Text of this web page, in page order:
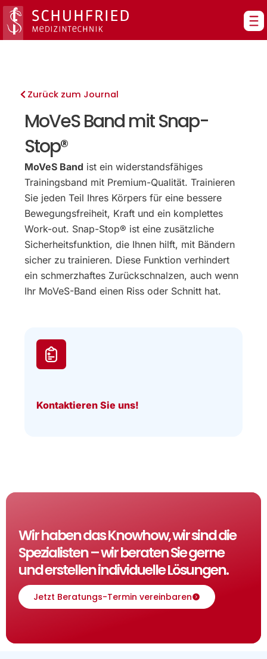
Zum
Inhalt
springen
Zurück zum Journal
MoVeS Band mit Snap-
Stop®
MoVeS Band ist ein widerstandsfähiges
Trainingsband mit Premium-Qualität. Trainieren
Sie jeden Teil Ihres Körpers für eine bessere
Bewegungsfreiheit, Kraft und ein komplettes
Work-out. Snap-Stop® ist eine zusätzliche
Sicherheitsfunktion, die Ihnen hilft, mit Bändern
sicher zu trainieren. Diese Funktion verhindert
ein schmerzhaftes Zurückschnalzen, auch wenn
Ihr MoVeS-Band einen Riss oder Schnitt hat.
Kontaktieren Sie uns!
Wir haben das Knowhow, wir sind die
Spezialisten – wir beraten Sie gerne
und erstellen individuelle Lösungen.
Jetzt Beratungs-Termin vereinbaren